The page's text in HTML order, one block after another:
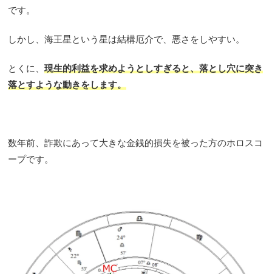
です。
しかし、海王星という星は結構厄介で、悪さをしやすい。
とくに、 現生的利益を求めようとしすぎると、落とし穴に突き
落とすような動きをします。
数年前、詐欺にあって大きな金銭的損失を被った方のホロスコ
ープです。